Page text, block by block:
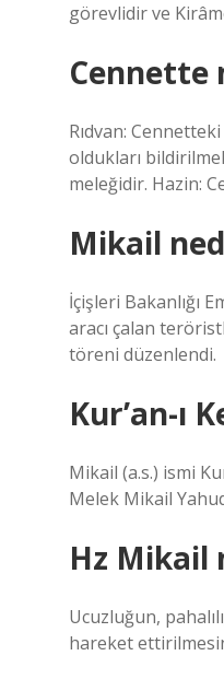
görevlidir ve
Cennette
Rıdvan:
oldukları
meleğidir. Hazin:
Mikail
İçişleri Bakanlığı
aracı çalan
töreni düzenlendi.
Kur’an-ı
Mikail (a.s.) ismi
Melek Mikail
Hz Mikail
Ucuzluğun,
hareket